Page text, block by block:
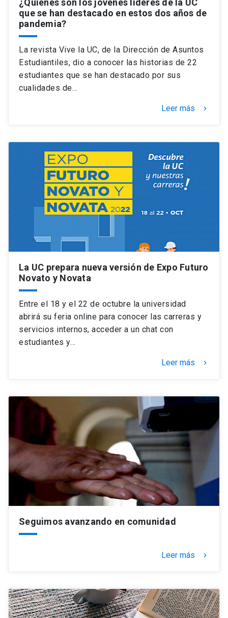
¿Quiénes son los jóvenes líderes de la UC
que se han destacado en estos dos años de
pandemia?
La revista Vive la UC, de la Dirección de Asuntos
Estudiantiles, dio a conocer las historias de 22
estudiantes que se han destacado por sus
cualidades de…
Leer más keyboard_arrow_right
La UC prepara nueva versión de Expo Futuro
Novato y Novata
Entre el 18 y el 22 de octubre la universidad
abrirá su feria online para conocer las carreras y
servicios internos, acceder a un chat con
estudiantes y…
Leer más keyboard_arrow_right
Seguimos avanzando en comunidad
Leer más keyboard_arrow_right